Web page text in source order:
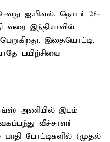
வது ஐ.பி.எல். தொடர் 28-
வரை இந்தியாவின்
இதையொட்டி,
பயிற்சியை
அணியில் இடம்
வேகப்பந்து வீச்சாளர்
போட்டிகளில் (முதல்